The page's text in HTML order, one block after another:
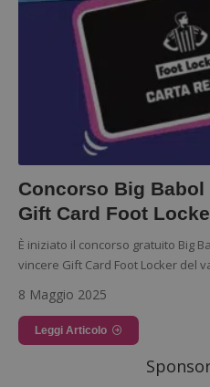
Concorso Big
Gift Card Foot
È iniziato il concorso gratuito Big
vincere Gift Card Foot Locker del
8 Maggio 2025
Leggi Articolo